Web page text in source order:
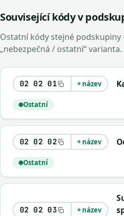
Související kódy v
Ostatní kódy stejné
„nebezpečná / ostatní“ varianta.
02 02 01 + název
Ostatní
02 02 02 + název
Ostatní
02 02 03 + název